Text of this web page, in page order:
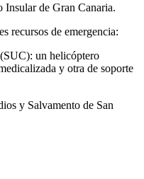
de Gran Canaria.
recursos de emergencia:
un helicóptero
y otra de soporte
y Salvamento de San